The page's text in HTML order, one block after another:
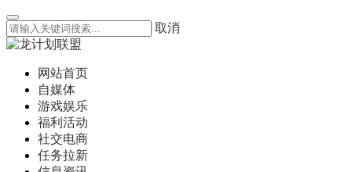
取消
网站首页
自媒体
游戏娱乐
福利活动
社交电商
任务拉新